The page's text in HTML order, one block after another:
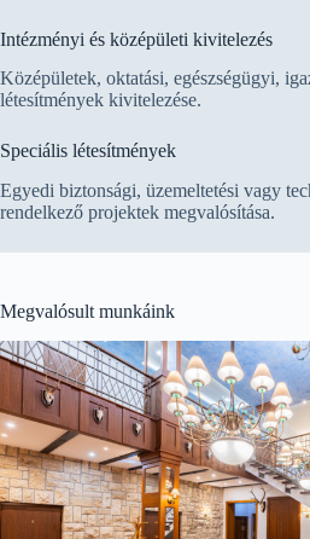
Intézményi és középületi kivitelezés
Középületek, oktatási, egészségügyi,
létesítmények kivitelezése.
Speciális létesítmények
Egyedi biztonsági, üzemeltetési vagy
rendelkező projektek megvalósítása.
Megvalósult munkáink